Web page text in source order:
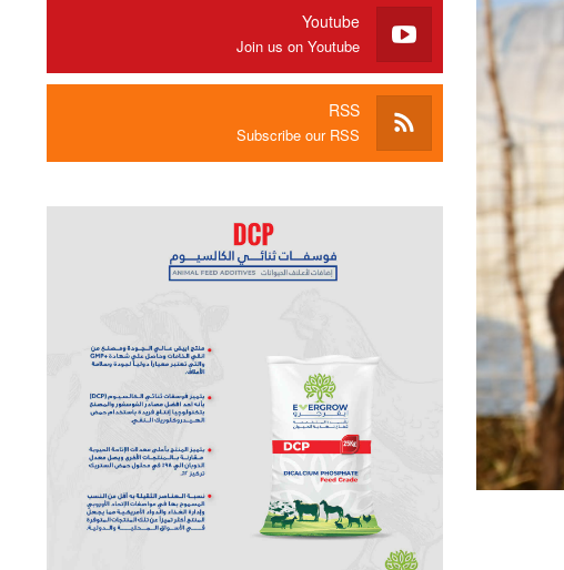
Youtube
Join us on Youtube
RSS
Subscribe our RSS